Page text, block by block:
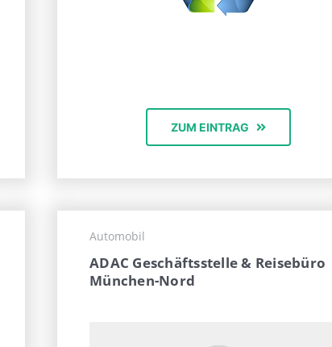
ZUM EINTRAG
Automobil
ADAC Geschäftsstelle & Reisebüro
München-Nord